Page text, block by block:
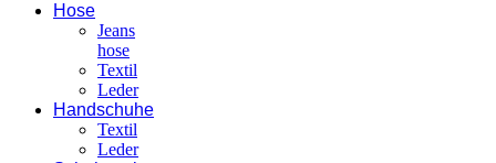
Hose
Jeans
hose
Textil
Leder
Handschuhe
Textil
Leder